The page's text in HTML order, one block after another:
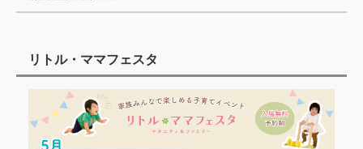
リトル・ママフェスタ